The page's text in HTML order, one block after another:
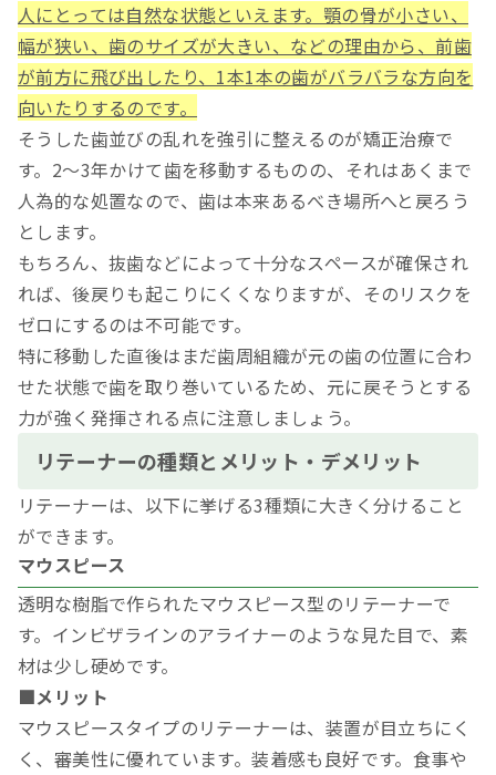
人にとっては自然な状態といえます。顎の骨が小さい、
幅が狭い、歯のサイズが大きい、などの理由から、前歯
が前方に飛び出したり、1本1本の歯がバラバラな方向を
向いたりするのです。
そうした歯並びの乱れを強引に整えるのが矯正治療で
す。2～3年かけて歯を移動するものの、それはあくまで
人為的な処置なので、歯は本来あるべき場所へと戻ろう
とします。
もちろん、抜歯などによって十分なスペースが確保され
れば、後戻りも起こりにくくなりますが、そのリスクを
ゼロにするのは不可能です。
特に移動した直後はまだ歯周組織が元の歯の位置に合わ
せた状態で歯を取り巻いているため、元に戻そうとする
力が強く発揮される点に注意しましょう。
リテーナーの種類とメリット・デメリット
リテーナーは、以下に挙げる3種類に大きく分けること
ができます。
マウスピース
透明な樹脂で作られたマウスピース型のリテーナーで
す。インビザラインのアライナーのような見た目で、素
材は少し硬めです。
■メリット
マウスピースタイプのリテーナーは、装置が目立ちにく
く、審美性に優れています。装着感も良好です。食事や